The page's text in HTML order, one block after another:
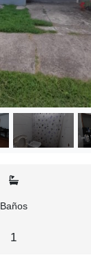
Baños
1